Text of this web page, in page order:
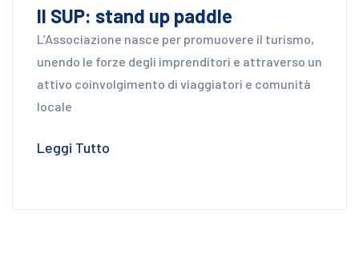
Il SUP: stand up paddle
L’Associazione nasce per promuovere il turismo,
unendo le forze degli imprenditori e attraverso un
attivo coinvolgimento di viaggiatori e comunità
locale
Leggi Tutto